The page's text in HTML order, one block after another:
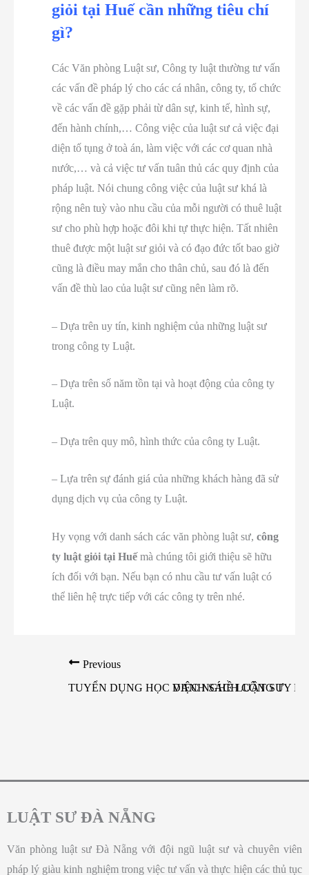
giỏi tại Huế cần những tiêu chí
gì?
Các Văn phòng Luật sư, Công ty luật thường tư vấn
các vấn đề pháp lý cho các cá nhân, công ty, tổ chức
về các vấn đề gặp phải từ dân sự, kinh tế, hình sự,
đến hành chính,… Công việc của luật sư cả việc đại
diện tố tụng ở toà án, làm việc với các cơ quan nhà
nước,… và cả việc tư vấn tuân thủ các quy định của
pháp luật. Nói chung công việc của luật sư khá là
rộng nên tuỳ vào nhu cầu của mỗi người có thuê luật
sư cho phù hợp hoặc đôi khi tự thực hiện. Tất nhiên
thuê được một luật sư giỏi và có đạo đức tốt bao giờ
cũng là điều may mắn cho thân chủ, sau đó là đến
vấn đề thù lao của luật sư cũng nên làm rõ.
– Dựa trên uy tín, kinh nghiệm của những luật sư
trong công ty Luật.
– Dựa trên số năm tồn tại và hoạt động của công ty
Luật.
– Dựa trên quy mô, hình thức của công ty Luật.
– Lựa trên sự đánh giá của những khách hàng đã sử
dụng dịch vụ của công ty Luật.
Hy vọng với danh sách các văn phòng luật sư, công
ty luật giỏi tại Huếmà chúng tôi giới thiệu sẽ hữu
ích đối với bạn. Nếu bạn có nhu cầu tư vấn luật có
thể liên hệ trực tiếp với các công ty trên nhé.
Previous
TUYỂN DỤNG HỌC VIỆC NGHỀ LUẬT SƯ
DANH SÁCH CÔNG TY
LUẬT SƯ ĐÀ NẴNG
Văn phòng luật sư Đà Nẵng với đội ngũ luật sư và chuyên viên
pháp lý giàu kinh nghiệm trong việc tư vấn và thực hiện các thủ tục